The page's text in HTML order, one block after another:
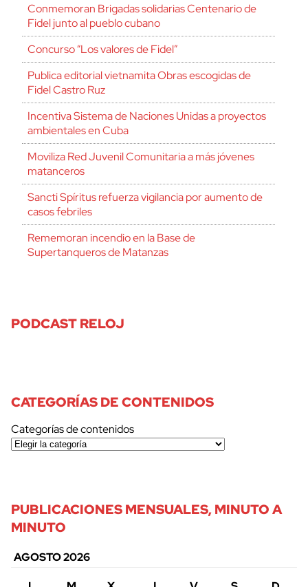
Conmemoran Brigadas solidarias Centenario de
Fidel junto al pueblo cubano
Concurso “Los valores de Fidel”
Publica editorial vietnamita Obras escogidas de
Fidel Castro Ruz
Incentiva Sistema de Naciones Unidas a proyectos
ambientales en Cuba
Moviliza Red Juvenil Comunitaria a más jóvenes
matanceros
Sancti Spíritus refuerza vigilancia por aumento de
casos febriles
Rememoran incendio en la Base de
Supertanqueros de Matanzas
PODCAST RELOJ
CATEGORÍAS DE CONTENIDOS
Categorías de contenidos
PUBLICACIONES MENSUALES, MINUTO A
MINUTO
AGOSTO 2026